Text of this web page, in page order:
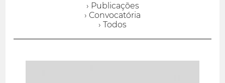
› Publicações
› Convocatória
› Todos